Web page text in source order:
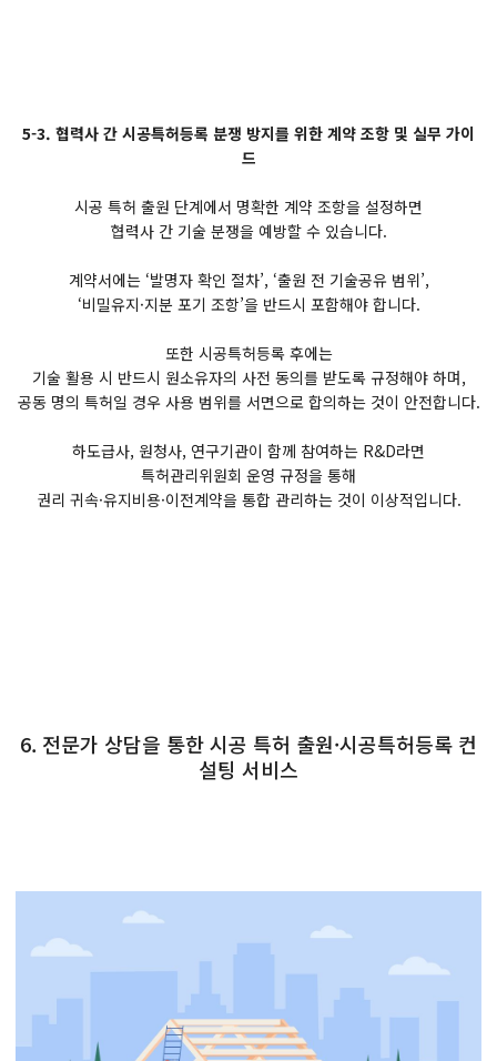
5-3. 협력사 간 시공특허등록 분쟁 방지를 위한 계약 조항 및 실무 가이
드
시공 특허 출원 단계에서 명확한 계약 조항을 설정하면
협력사 간 기술 분쟁을 예방할 수 있습니다.
계약서에는 ‘발명자 확인 절차’, ‘출원 전 기술공유 범위’,
‘비밀유지·지분 포기 조항’을 반드시 포함해야 합니다.
또한 시공특허등록 후에는
기술 활용 시 반드시 원소유자의 사전 동의를 받도록 규정해야 하며,
공동 명의 특허일 경우 사용 범위를 서면으로 합의하는 것이 안전합니다.
하도급사, 원청사, 연구기관이 함께 참여하는 R&D라면
특허관리위원회 운영 규정을 통해
권리 귀속·유지비용·이전계약을 통합 관리하는 것이 이상적입니다.
6. 전문가 상담을 통한 시공 특허 출원·시공특허등록 컨
설팅 서비스